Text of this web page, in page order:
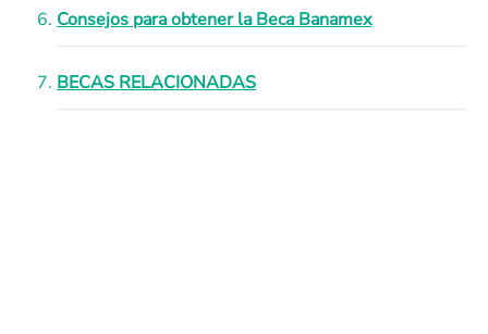
Consejos para obtener la Beca Banamex
BECAS RELACIONADAS